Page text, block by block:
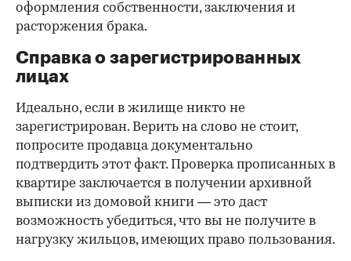
оформления собственности, заключения и
расторжения брака.
Справка о зарегистрированных
лицах
Идеально, если в жилище никто не
зарегистрирован. Верить на слово не стоит,
попросите продавца документально
подтвердить этот факт. Проверка прописанных в
квартире заключается в получении архивной
выписки из домовой книги — это даст
возможность убедиться, что вы не получите в
нагрузку жильцов, имеющих право пользования.